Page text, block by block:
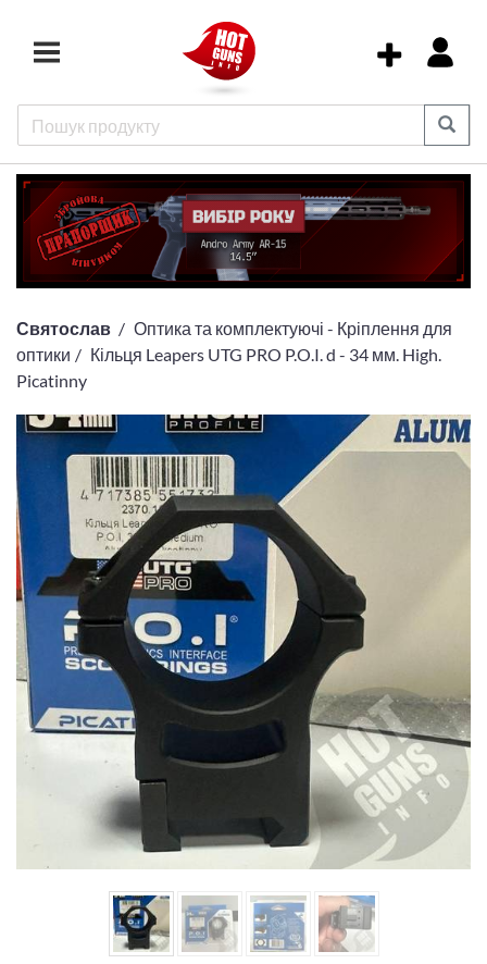
Святослав
Оптика та комплектуючі - Кріплення для
оптики
Кільця Leapers UTG PRO P.O.I. d - 34 мм. High.
Picatinny